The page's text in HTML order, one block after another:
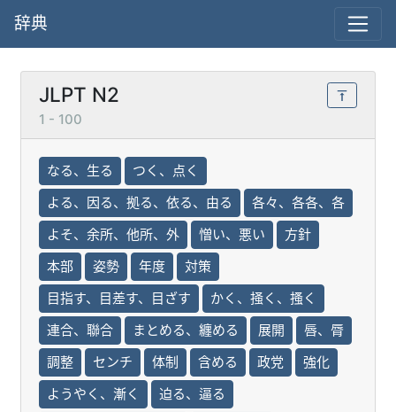
辞典
JLPT N2
1 - 100
なる、生る
つく、点く
よる、因る、拠る、依る、由る
各々、各各、各
よそ、余所、他所、外
憎い、悪い
方針
本部
姿勢 年度
対策
目指す、目差す、目ざす
かく、掻く、搔く
連合、聯合
まとめる、纏める 展開
唇、脣
調整
センチ 体制 含める 政党
強化
ようやく、漸く
迫る、逼る